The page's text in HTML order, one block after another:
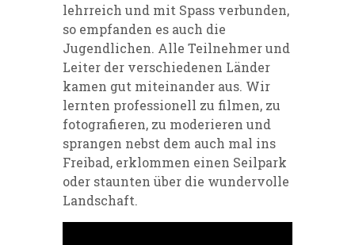
lehrreich und mit Spass verbunden,
so empfanden es auch die
Jugendlichen. Alle Teilnehmer und
Leiter der verschiedenen Länder
kamen gut miteinander aus. Wir
lernten professionell zu filmen, zu
fotografieren, zu moderieren und
sprangen nebst dem auch mal ins
Freibad, erklommen einen Seilpark
oder staunten über die wundervolle
Landschaft.